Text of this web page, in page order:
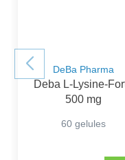
DeBa Pharma
Deba L-Lysine-
500 mg
60 gelules